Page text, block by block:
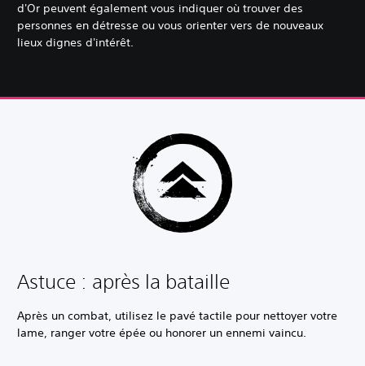
d'Or peuvent également vous indiquer où trouver des
personnes en détresse ou vous orienter vers de nouveaux
lieux dignes d'intérêt.
Astuce : après la bataille
Après un combat, utilisez le pavé tactile pour nettoyer votre
lame, ranger votre épée ou honorer un ennemi vaincu.